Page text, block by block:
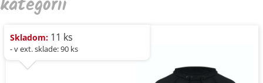
Skladom: 11 ks
- v ext. sklade: 90 ks